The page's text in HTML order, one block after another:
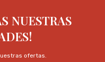
NUESTRAS
ofertas.